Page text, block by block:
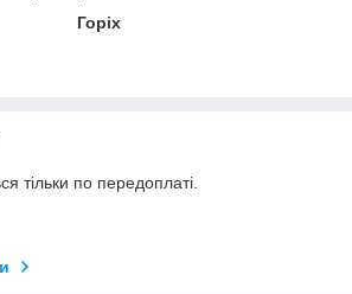
Горіх
тільки по передоплаті.